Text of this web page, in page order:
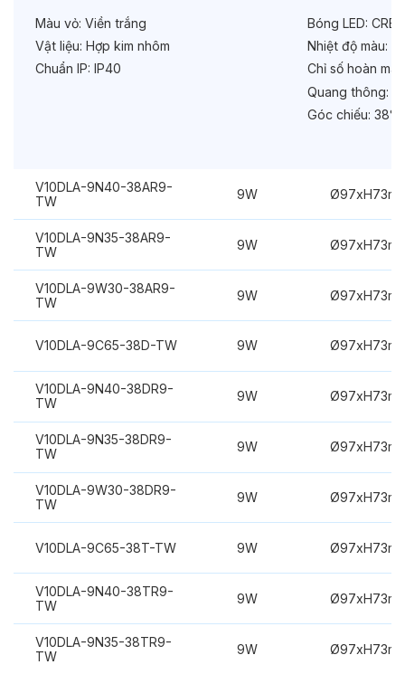
Chống chói:
Màu vỏ: Viền trắng
Vật liệu: Hợp kim nhôm
Chuẩn IP: IP40
Bóng LED:
Nhiệt độ màu:
Chỉ số hoàn
Quang thông:
Góc chiếu: 38°
V10DLA-9N40-38AR9-
TW
9W
V10DLA-9N35-38AR9-
TW
9W
V10DLA-9W30-38AR9-
TW
9W
V10DLA-9C65-38D-TW 9W
V10DLA-9N40-38DR9-
TW
9W
V10DLA-9N35-38DR9-
TW
9W
V10DLA-9W30-38DR9-
TW
9W
V10DLA-9C65-38T-TW 9W
V10DLA-9N40-38TR9-
TW
9W
V10DLA-9N35-38TR9-
TW
9W